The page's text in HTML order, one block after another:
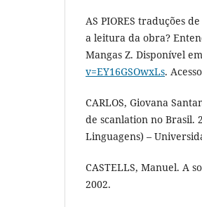
AS PIORES traduções
a leitura da obra?
Mangas Z. Disponível
v=EY16GSOwxLs.
CARLOS, Giovana
de scanlation no Brasil.
Linguagens) –
CASTELLS, Manuel. A
2002.